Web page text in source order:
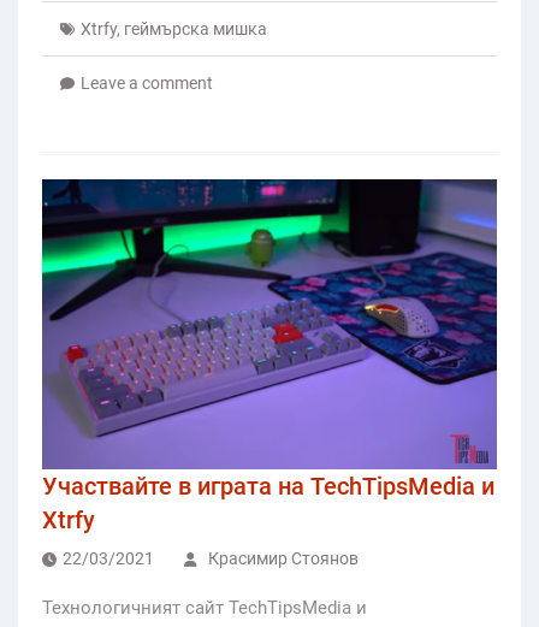
Xtrfy, геймърска мишка
Leave a comment
Участвайте в играта на TechTipsMedia и
Xtrfy
22/03/2021 Красимир Стоянов
Технологичният сайт TechTipsMedia и